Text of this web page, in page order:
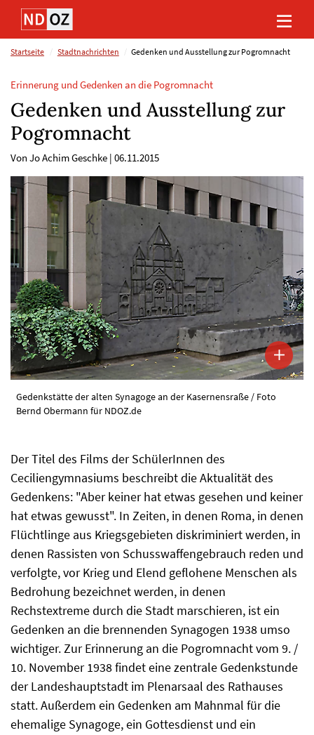
Direkt
Inhalt
(Eingabetaste)
Direkt
Hauptmenu
(Eingabetaste)
Direkt
Suche
(Eingabetaste)
Direkt
Footer
(Eingabetaste)
Startseite Stadtnachrichten Gedenken und Ausstellung zur Pogromnacht
Erinnerung und Gedenken an die Pogromnacht
Gedenken und Ausstellung zur
Pogromnacht
Von Jo Achim Geschke | 06.11.2015
Gedenkstätte der alten Synagoge an der Kasernensraße / Foto
Bernd Obermann für NDOZ.de
Der Titel des Films der SchülerInnen des
Ceciliengymnasiums beschreibt die Aktualität des
Gedenkens: "Aber keiner hat etwas gesehen und keiner
hat etwas gewusst". In Zeiten, in denen Roma, in denen
Flüchtlinge aus Kriegsgebieten diskriminiert werden, in
denen Rassisten von Schusswaffengebrauch reden und
verfolgte, vor Krieg und Elend geflohene Menschen als
Bedrohung bezeichnet werden, in denen
Rechstextreme durch die Stadt marschieren, ist ein
Gedenken an die brennenden Synagogen 1938 umso
wichtiger. Zur Erinnerung an die Pogromnacht vom 9. /
10. November 1938 findet eine zentrale Gedenkstunde
der Landeshauptstadt im Plenarsaal des Rathauses
statt. Außerdem ein Gedenken am Mahnmal für die
ehemalige Synagoge, ein Gottesdienst und ein